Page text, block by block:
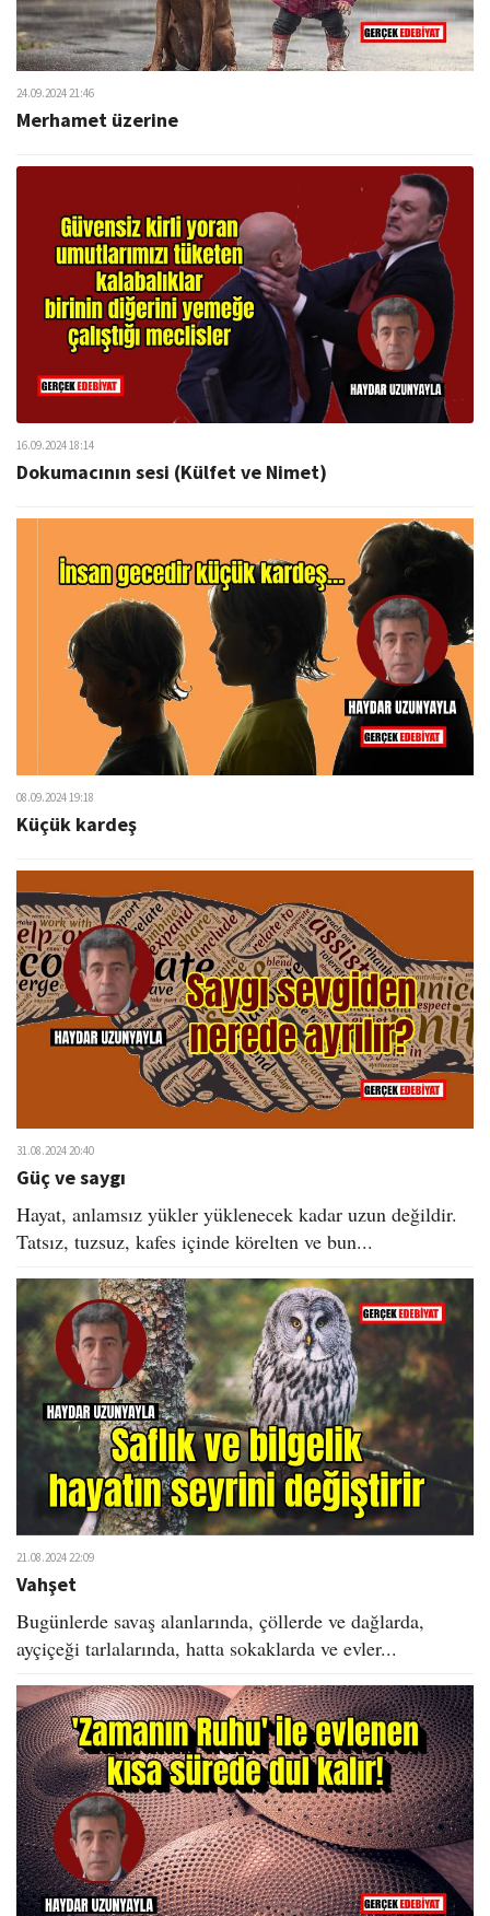
24.09.2024 21:46
Merhamet üzerine
16.09.2024 18:14
Dokumacının sesi (Külfet ve Nimet)
08.09.2024 19:18
Küçük kardeş
31.08.2024 20:40
Güç ve saygı
Hayat, anlamsız yükler yüklenecek kadar uzun değildir.
Tatsız, tuzsuz, kafes içinde körelten ve bun...
21.08.2024 22:09
Vahşet
Bugünlerde savaş alanlarında, çöllerde ve dağlarda,
ayçiçeği tarlalarında, hatta sokaklarda ve evler...